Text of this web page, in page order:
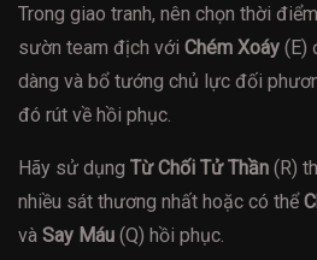
Trong giao tranh, nên chọn thời
sườn team địch với Chém Xoáy (E)
dàng và bổ tướng chủ lực đối
đó rút về hồi phục.
Hãy sử dụng Từ Chối Tử Thần (R)
nhiều sát thương nhất hoặc có thể
và Say Máu (Q) hồi phục.